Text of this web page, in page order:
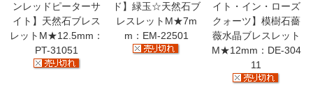
ンレッドピーターサ
イト】天然石ブレス
レットM★12.5mm：
PT-31051
ド】緑玉☆天然石ブ
レスレットM★7m
m：EM-22501
イト・イン・ローズ
クォーツ】模樹石薔
薇水晶ブレスレット
M★12mm：DE-304
11